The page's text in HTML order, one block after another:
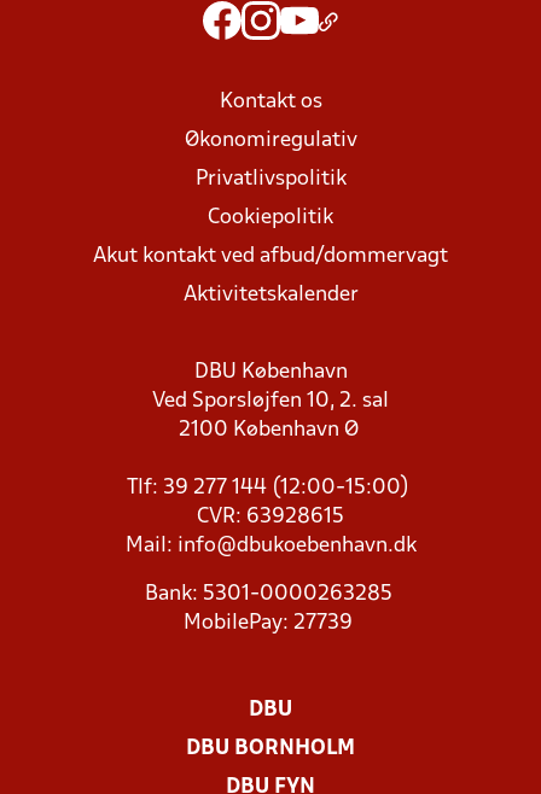
Kontakt os
Økonomiregulativ
Privatlivspolitik
Cookiepolitik
Akut kontakt ved afbud/dommervagt
Aktivitetskalender
DBU København
Ved Sporsløjfen 10, 2. sal
2100 København Ø
Tlf: 39 277 144 (12:00-15:00)
CVR: 63928615
Mail: info@dbukoebenhavn.dk
Bank: 5301-0000263285
MobilePay: 27739
DBU
DBU BORNHOLM
DBU FYN